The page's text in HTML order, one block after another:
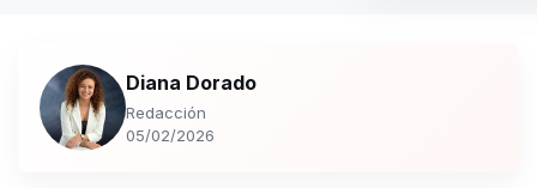
Diana Dorado
Redacción
05/02/2026